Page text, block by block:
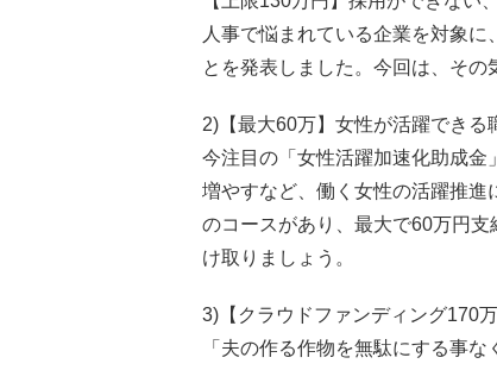
人事で悩まれている企業を対象
とを発表しました。今回は、その
2)【最大60万】女性が活躍できる
今注目の「女性活躍加速化助成金
増やすなど、働く女性の活躍推
のコースがあり、最大で60万円
け取りましょう。
3)【クラウドファンディング170
「夫の作る作物を無駄にする事